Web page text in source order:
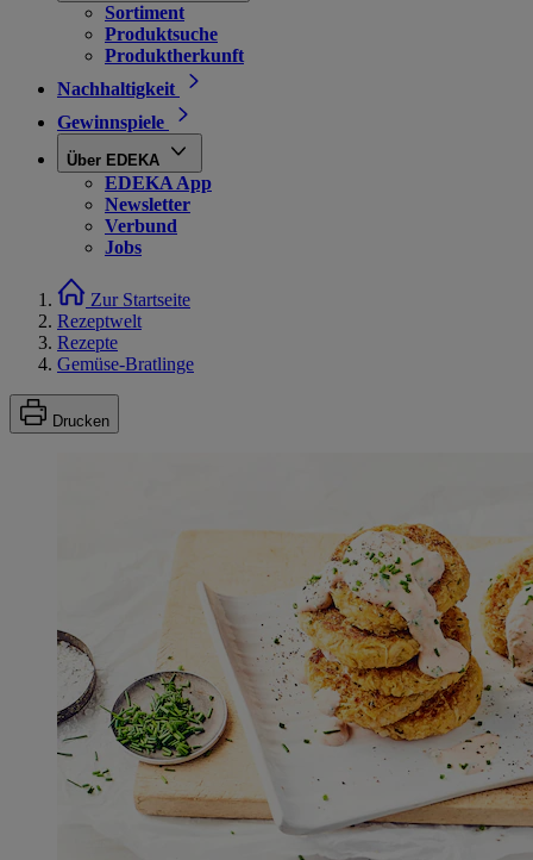
Sortiment
Produktsuche
Produktherkunft
Nachhaltigkeit
Gewinnspiele
Über EDEKA
EDEKA App
Newsletter
Verbund
Jobs
Zur Startseite
Rezeptwelt
Rezepte
Gemüse-Bratlinge
Drucken